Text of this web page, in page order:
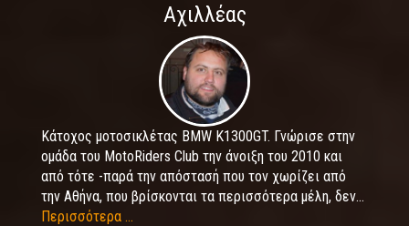
Αχιλλέας
Κάτοχος μοτοσικλέτας BMW K1300GT. Γνώρισε στην
ομάδα του MotoRiders Club την άνοιξη του 2010 και
από τότε -παρά την απόστασή που τον χωρίζει από
την Αθήνα, που βρίσκονται τα περισσότερα μέλη, δεν...
Περισσότερα ...